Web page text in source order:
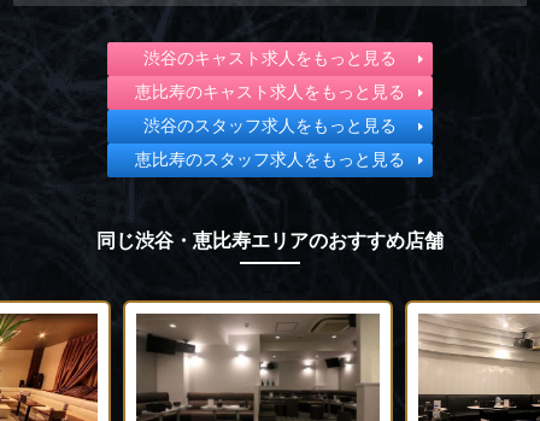
渋谷のキャスト求人をもっと見る
恵比寿のキャスト求人をもっと見る
渋谷のスタッフ求人をもっと見る
恵比寿のスタッフ求人をもっと見る
同じ渋谷・恵比寿エリアのおすすめ店舗